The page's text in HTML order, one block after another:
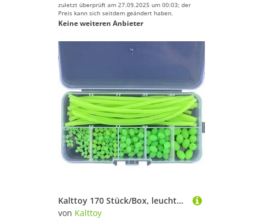
zuletzt überprüft am 27.09.2025 um 00:03; der
Preis kann sich seitdem geändert haben.
Keine weiteren Anbieter
Kalttoy 170 Stück/Box, leuchtende Angelperlen, ovale Form, Nacht, leuchtendes Röhren-Set, Angelhülsen, Angelhaken, Angelschnur, Zubehör
von Kalttoy